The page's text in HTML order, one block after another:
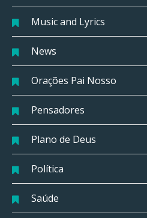
Music and Lyrics
News
Orações Pai Nosso
Pensadores
Plano de Deus
Política
Saúde